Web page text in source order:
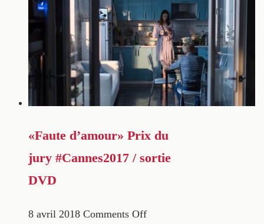
«Faute d’amour» Prix du
jury #Cannes2017 / sortie
DVD
8 avril 2018 Comments Off